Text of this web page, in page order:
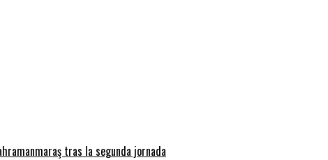
tras la segunda jornada